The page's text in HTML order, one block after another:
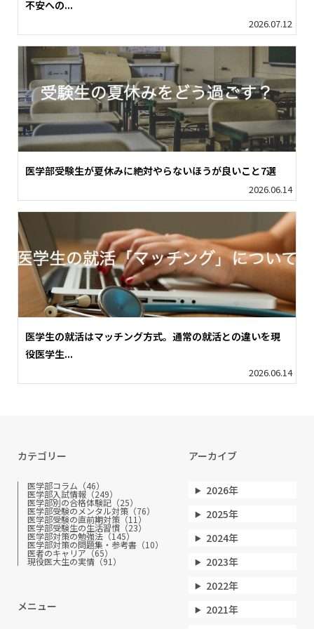
不安への...
2026.07.12
医学部受験生が夏休みに絶対やらないほうが良いこと7選
2026.06.14
医学生の就活はマッチング方式。通常の就活との違いを現
役医学生...
2026.06.14
カテゴリー
医学部コラム（46）
医学部入試情報（249）
医学部別の合格体験記（25）
医学部受験のメンタル対策（76）
医学部受験の直前期対策（11）
医学部受験生の生活習慣（23）
医学部対策の勉強法（145）
医学部対策の問題集・参考書（10）
医者のキャリア（65）
現役医大生の実情（91）
メニュー
アーカイブ
2026年
2025年
2024年
2023年
2022年
2021年